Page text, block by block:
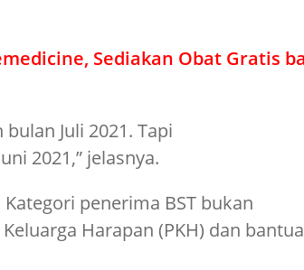
Sediakan Obat Gratis
Juli 2021. Tapi
2021,” jelasnya.
penerima BST bukan
Harapan (PKH) dan